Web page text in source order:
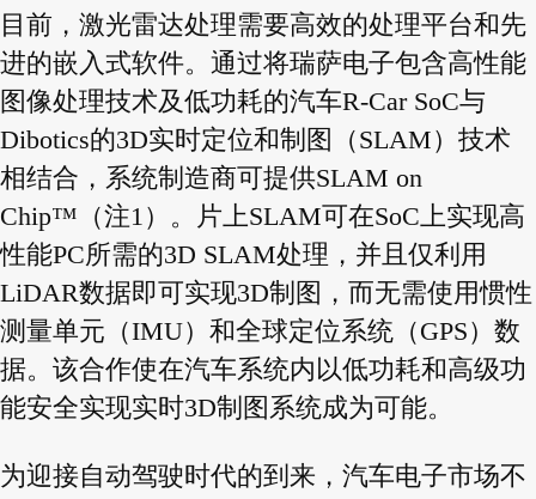
目前，激光雷达处理需要高效的处理平台和先
进的嵌入式软件。通过将瑞萨电子包含高性能
图像处理技术及低功耗的汽车R-Car SoC与
Dibotics的3D实时定位和制图（SLAM）技术
相结合，系统制造商可提供SLAM on
Chip™（注1）。片上SLAM可在SoC上实现高
性能PC所需的3D SLAM处理，并且仅利用
LiDAR数据即可实现3D制图，而无需使用惯性
测量单元（IMU）和全球定位系统（GPS）数
据。该合作使在汽车系统内以低功耗和高级功
能安全实现实时3D制图系统成为可能。
为迎接自动驾驶时代的到来，汽车电子市场不